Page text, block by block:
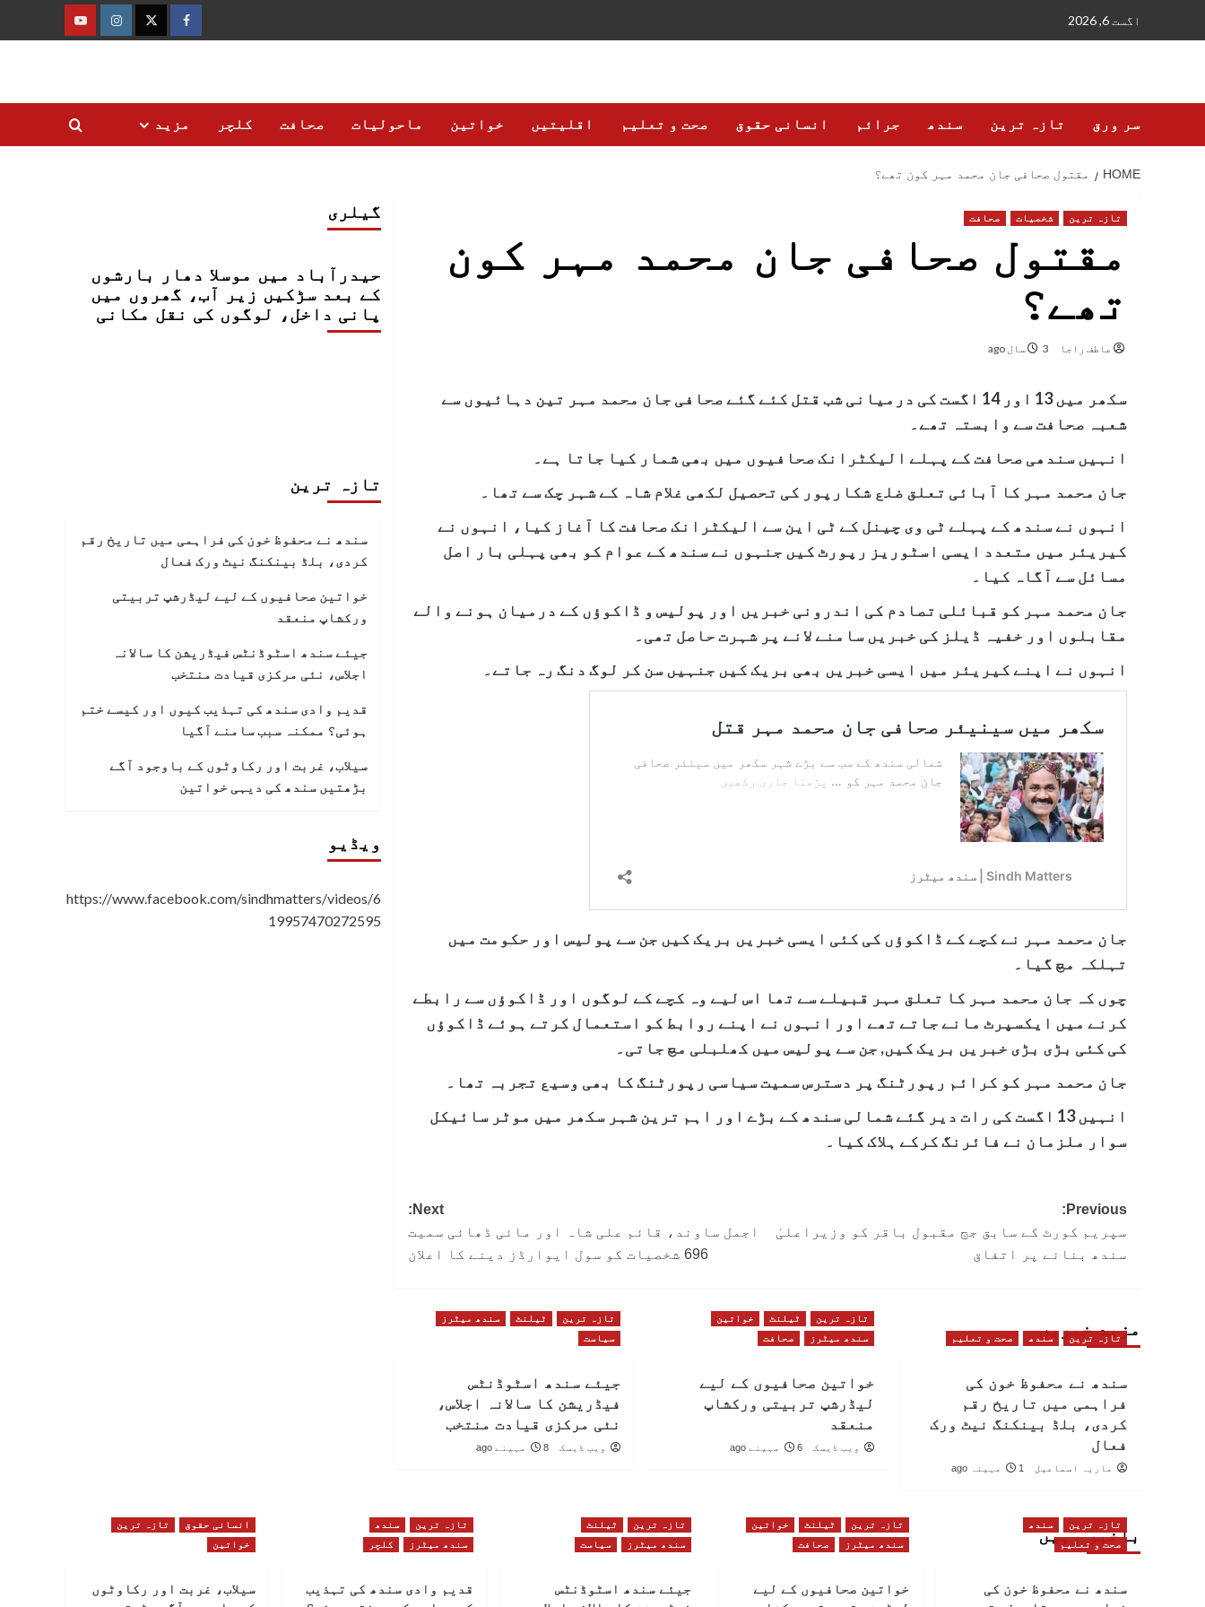
اگست 6, 2026
فیس
ٹوئٹرانسٹاگرام
یوٹیوب
سر ورق تازہ ترین سندھ جرائم انسانی حقوق صحت و تعلیم اقلیتیں خواتین ماحولیات صحافت کلچر مزید
HOME مقتول صحافی جان محمد مہر کون تھے؟
تازہ ترین شخصیات صحافت
مقتول صحافی جان محمد مہر کون
تھے؟
عاطف راجا 3 سال ago
سکھر میں 13 اور 14 اگست کی درمیانی شب قتل کئے گئے صحافی جان محمد مہر تین دہائیوں سے
شعبہ صحافت سے وابستہ تھے۔
انہیں سندھی صحافت کے پہلے الیکٹرانک صحافیوں میں بھی شمار کیا جاتا ہے۔
جان محمد مہر کا آبائی تعلق ضلع شکارپور کی تحصیل لکھی غلام شاہ کے شہر چک سے تھا۔
انہوں نے سندھ کے پہلے ٹی وی چینل کے ٹی این سے الیکٹرانک صحافت کا آغاز کیا، انہوں نے
کیریئر میں متعدد ایسی اسٹوریز رپورٹ کیں جنہوں نے سندھ کے عوام کو بھی پہلی بار اصل
مسائل سے آگاہ کیا۔
جان محمد مہر کو قبائلی تصادم کی اندرونی خبریں اور پولیس و ڈاکوؤں کے درمیان ہونے والے
مقابلوں اور خفیہ ڈیلز کی خبریں سامنے لانے پر شہرت حاصل تھی۔
انہوں نے اپنے کیریئر میں ایسی خبریں بھی بریک کیں جنہیں سن کر لوگ دنگ رہ جاتے۔
جان محمد مہر نے کچے کے ڈاکوؤں کی کئی ایسی خبریں بریک کیں جن سے پولیس اور حکومت میں
تہلکہ مچ گیا۔
چوں کہ جان محمد مہر کا تعلق مہر قبیلے سے تھا اس لیے وہ کچے کے لوگوں اور ڈاکوؤں سے رابطے
کرنے میں ایکسپرٹ مانے جاتے تھے اور انہوں نے اپنے روابط کو استعمال کرتے ہوئے ڈاکوؤں
کی کئی بڑی بڑی خبریں بریک کیں, جن سے پولیس میں کھلبلی مچ جاتی۔
جان محمد مہر کو کرائم رپورٹنگ پر دسترس سمیت سیاسی رپورٹنگ کا بھی وسیع تجربہ تھا۔
انہیں 13 اگست کی رات دیر گئے شمالی سندھ کے بڑے اور اہم ترین شہر سکھر میں موٹر سائیکل
سوار ملزمان نے فائرنگ کرکے ہلاک کیا۔
Post
navigation
Previous:
سپریم کورٹ کے سابق جج مقبول باقر کو وزیراعلیٰ
سندھ بنانے پر اتفاق
Next:
اجمل ساوند، قائم علی شاہ اور مائی ڈھائی سمیت
696 شخصیات کو سول ایوارڈز دینے کا اعلان
مزید خبریں
تازہ ترین سندھ صحت و تعلیم
سندھ نے محفوظ خون کی
فراہمی میں تاریخ رقم
کردی، بلڈ بینکنگ نیٹ ورک
فعال
ماریہ اسماعیل 1 مہینہ ago
تازہ ترین ٹیلنٹ
خواتین
سندھ میٹرز
صحافت
خواتین صحافیوں کے لیے
لیڈرشپ تربیتی ورکشاپ
منعقد
ویب ڈیسک 6 مہینے ago
تازہ ترین ٹیلنٹ
سندھ میٹرز
سیاست
جیئے سندھ اسٹوڈنٹس
فیڈریشن کا سالانہ اجلاس،
نئی مرکزی قیادت منتخب
ویب ڈیسک 8 مہینے ago
گیلری
حیدرآباد میں موسلا دھار بارشوں
کے بعد سڑکیں زیر آب، گھروں میں
پانی داخل، لوگوں کی نقل مکانی
تازہ ترین
سندھ نے محفوظ خون کی فراہمی میں تاریخ رقم
کردی، بلڈ بینکنگ نیٹ ورک فعال
خواتین صحافیوں کے لیے لیڈرشپ تربیتی
ورکشاپ منعقد
جیئے سندھ اسٹوڈنٹس فیڈریشن کا سالانہ
اجلاس، نئی مرکزی قیادت منتخب
قدیم وادی سندھ کی تہذیب کیوں اور کیسے ختم
ہوئی؟ ممکنہ سبب سامنے آگیا
سیلاب، غربت اور رکاوٹوں کے باوجود آگے
بڑھتیں سندھ کی دیہی خواتین
ویڈیو
https://www.facebook.com/sindhmatters/videos/6
19957470272595
باخبر رہیں
تازہ ترین
سندھ
صحت و تعلیم
سندھ نے محفوظ خون کی
تازہ ترین ٹیلنٹ
خواتین
سندھ میٹرز
صحافت
خواتین صحافیوں کے لیے
تازہ ترین
ٹیلنٹ
سندھ میٹرز
سیاست
جیئے سندھ اسٹوڈنٹس
تازہ ترین
سندھ
سندھ میٹرز
کلچر
قدیم وادی سندھ کی تہذیب
انسانی حقوق
تازہ ترین
خواتین
سیلاب، غربت اور رکاوٹوں